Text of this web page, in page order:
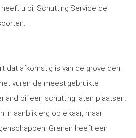
u bij Schutting Service de
dat afkomstig is van de grove den.
vuren de meest gebruikte
bij een schutting laten plaatsen.
in aanblik erg op elkaar, maar
Grenen heeft een